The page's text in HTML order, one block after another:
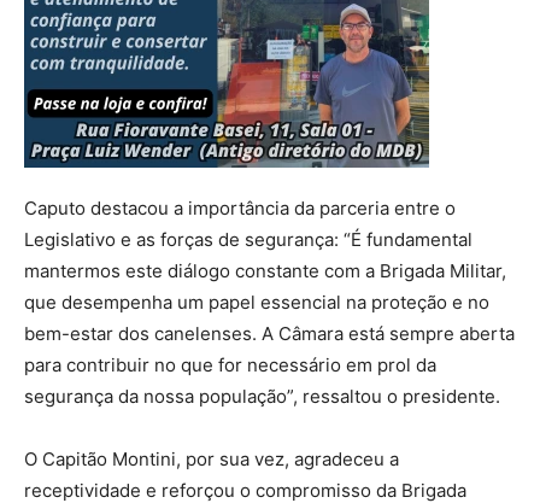
Caputo destacou a importância da parceria entre o
Legislativo e as forças de segurança: “É fundamental
mantermos este diálogo constante com a Brigada Militar,
que desempenha um papel essencial na proteção e no
bem-estar dos canelenses. A Câmara está sempre aberta
para contribuir no que for necessário em prol da
segurança da nossa população”, ressaltou o presidente.
O Capitão Montini, por sua vez, agradeceu a
receptividade e reforçou o compromisso da Brigada